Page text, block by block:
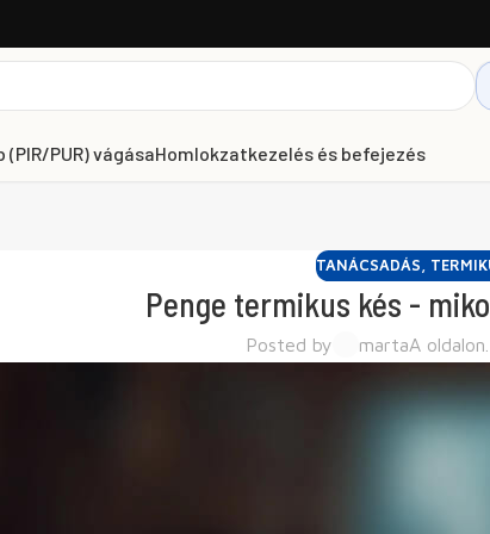
(PIR/PUR) vágásaHomlokzatkezelés és befejezés
TANÁCSADÁS,
Penge termikus kés -
Posted by martaA